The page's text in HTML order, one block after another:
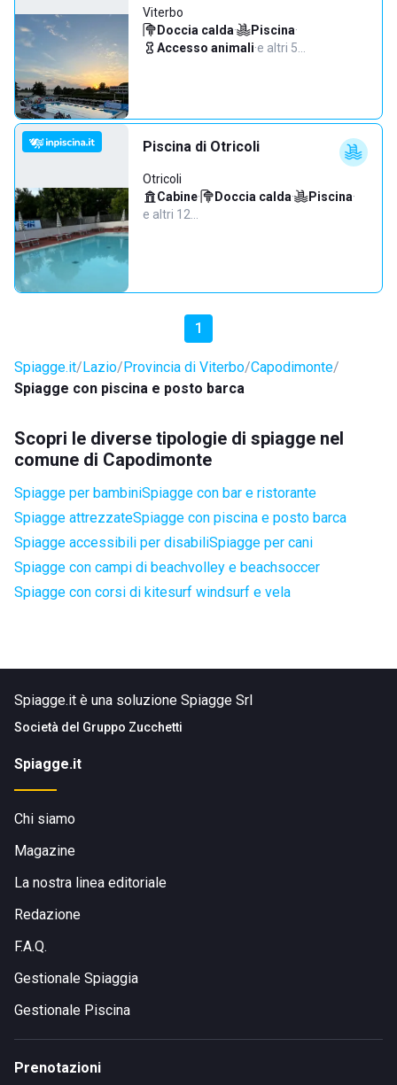
Viterbo
Doccia calda· Piscina·
Accesso animali·e altri 5…
Piscina di Otricoli
Otricoli
Cabine· Doccia calda· Piscina·
e altri 12…
1
Spiagge.it Lazio Provincia di Viterbo Capodimonte
Spiagge con piscina e posto barca
Scopri le diverse tipologie di spiagge nel
comune di Capodimonte
Spiagge per bambiniSpiagge con bar e ristorante
Spiagge attrezzateSpiagge con piscina e posto barca
Spiagge accessibili per disabiliSpiagge per cani
Spiagge con campi di beachvolley e beachsoccer
Spiagge con corsi di kitesurf windsurf e vela
Spiagge.it è una soluzione Spiagge Srl
Società del Gruppo Zucchetti
Spiagge.it
Chi siamo
Magazine
La nostra linea editoriale
Redazione
F.A.Q.
Gestionale Spiaggia
Gestionale Piscina
Prenotazioni